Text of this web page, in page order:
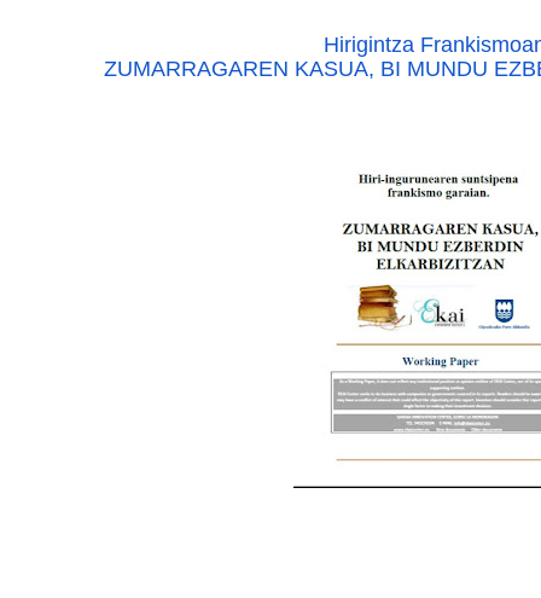
Hirigintza
ZUMARRAGAREN KASUA, BI MUNDU